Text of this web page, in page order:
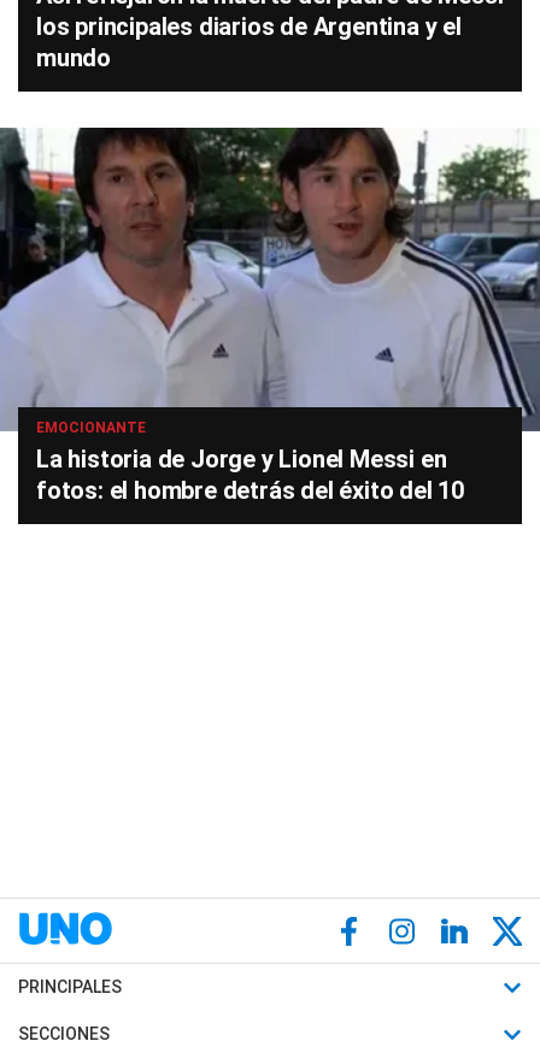
los principales diarios de Argentina y el
mundo
EMOCIONANTE
La historia de Jorge y Lionel Messi en
fotos: el hombre detrás del éxito del 10
PRINCIPALES
Últimas Noticias
SECCIONES